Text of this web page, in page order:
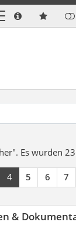
Es wurden
4 5 6 7
&